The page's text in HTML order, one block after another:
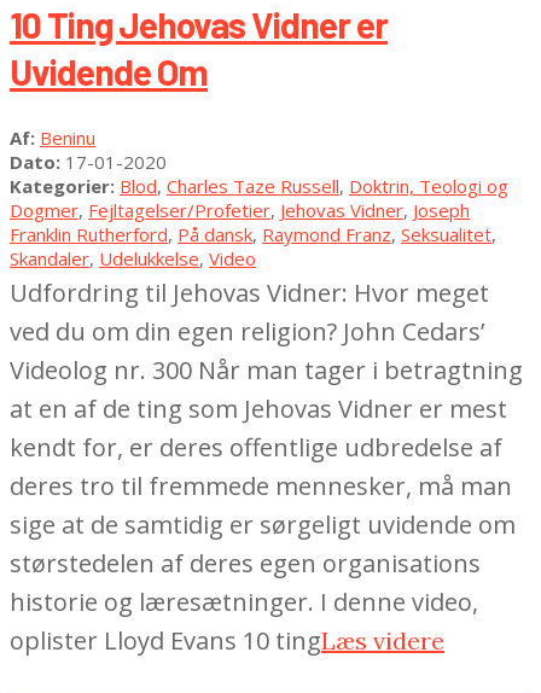
10 Ting Jehovas Vidner er
Uvidende Om
2020-
01-
17
Af: Beninu
Dato: 17-01-2020
Kategorier: Blod, Charles Taze Russell, Doktrin, Teologi og
Dogmer, Fejltagelser/Profetier, Jehovas Vidner, Joseph
Franklin Rutherford, På dansk, Raymond Franz, Seksualitet,
Skandaler, Udelukkelse, Video
Udfordring til Jehovas Vidner: Hvor meget
ved du om din egen religion? John Cedars’
Videolog nr. 300 Når man tager i betragtning
at en af de ting som Jehovas Vidner er mest
kendt for, er deres offentlige udbredelse af
deres tro til fremmede mennesker, må man
sige at de samtidig er sørgeligt uvidende om
størstedelen af deres egen organisations
historie og læresætninger. I denne video,
oplister Lloyd Evans 10 tingLæs videre